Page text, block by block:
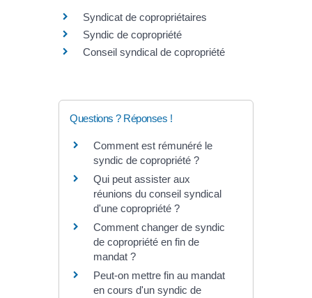
Syndicat de copropriétaires
Syndic de copropriété
Conseil syndical de copropriété
Questions ? Réponses !
Comment est rémunéré le
syndic de copropriété ?
Qui peut assister aux
réunions du conseil syndical
d'une copropriété ?
Comment changer de syndic
de copropriété en fin de
mandat ?
Peut-on mettre fin au mandat
en cours d'un syndic de